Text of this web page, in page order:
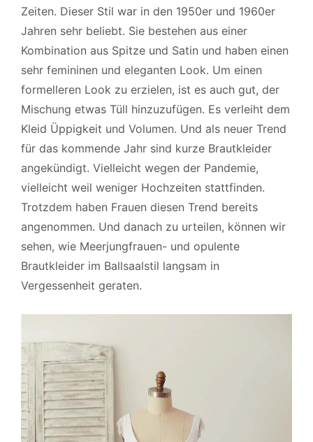
Zeiten. Dieser Stil war in den 1950er und 1960er
Jahren sehr beliebt. Sie bestehen aus einer
Kombination aus Spitze und Satin und haben einen
sehr femininen und eleganten Look. Um einen
formelleren Look zu erzielen, ist es auch gut, der
Mischung etwas Tüll hinzuzufügen. Es verleiht dem
Kleid Üppigkeit und Volumen. Und als neuer Trend
für das kommende Jahr sind kurze Brautkleider
angekündigt. Vielleicht wegen der Pandemie,
vielleicht weil weniger Hochzeiten stattfinden.
Trotzdem haben Frauen diesen Trend bereits
angenommen. Und danach zu urteilen, können wir
sehen, wie Meerjungfrauen- und opulente
Brautkleider im Ballsaalstil langsam in
Vergessenheit geraten.